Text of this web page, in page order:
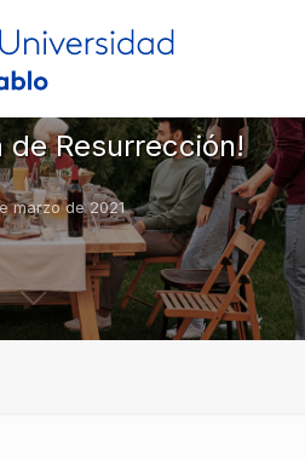
de Resurrección!
marzo de 2021